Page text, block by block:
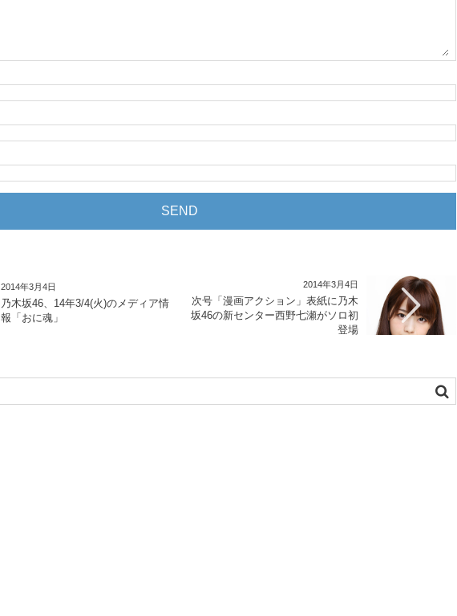
2014年3月4日
乃木坂46、14年3/4(火)のメディア情
報「おに魂」
2014年3月4日
次号「漫画アクション」表紙に乃木
坂46の新センター西野七瀬がソロ初
登場